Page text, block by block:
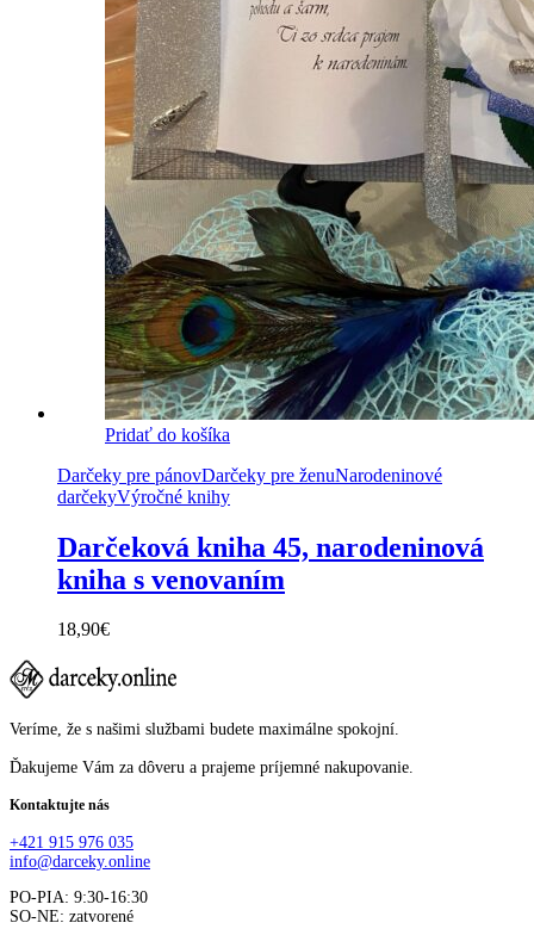
Pridať do košíka
Darčeky pre pánovDarčeky pre ženuNarodeninové
darčekyVýročné knihy
Darčeková kniha 45, narodeninová
kniha s venovaním
18,90€
Veríme, že s našimi službami budete maximálne spokojní.
Ďakujeme Vám za dôveru a prajeme príjemné nakupovanie.
Kontaktujte nás
+421 915 976 035
info@darceky.online
PO-PIA: 9:30-16:30
SO-NE: zatvorené